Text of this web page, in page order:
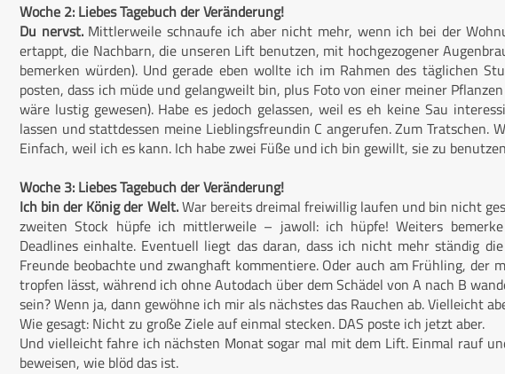
Woche 2: Liebes Tagebuch der Veränderung!
Du nervst.Mittlerweile schnaufe ich aber nicht mehr, wenn ich bei der
ertappt, die Nachbarn, die unseren Lift benutzen, mit hochgezogener
bemerken würden). Und gerade eben wollte ich im Rahmen des täglichen
posten, dass ich müde und gelangweilt bin, plus Foto von einer meiner
wäre lustig gewesen). Habe es jedoch gelassen, weil es eh keine Sau
lassen und stattdessen meine Lieblingsfreundin C angerufen. Zum Tratschen.
Einfach, weil ich es kann. Ich habe zwei Füße und ich bin gewillt, sie zu
Woche 3: Liebes Tagebuch der Veränderung!
Ich bin der König der Welt.War bereits dreimal freiwillig laufen und bin nicht
zweiten Stock hüpfe ich mittlerweile – jawoll: ich hüpfe! Weiters
Deadlines einhalte. Eventuell liegt das daran, dass ich nicht mehr ständig
Freunde beobachte und zwanghaft kommentiere. Oder auch am Frühling, der
tropfen lässt, während ich ohne Autodach über dem Schädel von A nach B
sein? Wenn ja, dann gewöhne ich mir als nächstes das Rauchen ab. Vielleicht
Wie gesagt: Nicht zu große Ziele auf einmal stecken. DAS poste ich jetzt aber.
Und vielleicht fahre ich nächsten Monat sogar mal mit dem Lift. Einmal rauf
beweisen, wie blöd das ist.